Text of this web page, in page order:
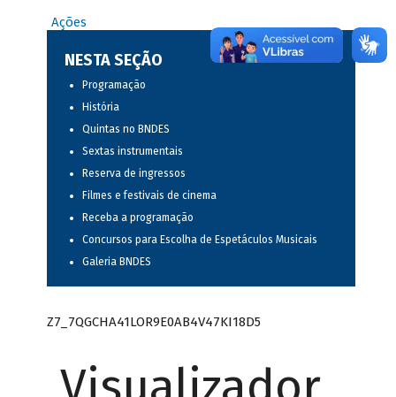
Ações
NESTA SEÇÃO
Programação
História
Quintas no BNDES
Sextas instrumentais
Reserva de ingressos
Filmes e festivais de cinema
Receba a programação
Concursos para Escolha de Espetáculos Musicais
Galeria BNDES
Z7_7QGCHA41LOR9E0AB4V47KI18D5